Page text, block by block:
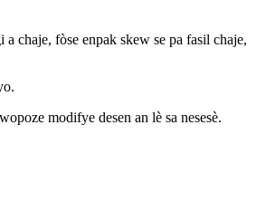
chaje, fòse enpak skew se pa fasil chaje,
modifye desen an lè sa nesesè.